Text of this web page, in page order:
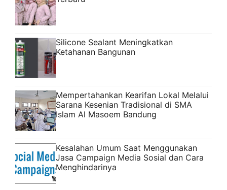
Silicone Sealant Meningkatkan
Ketahanan Bangunan
Mempertahankan Kearifan Lokal Melalui
Sarana Kesenian Tradisional di SMA
Islam Al Masoem Bandung
Kesalahan Umum Saat Menggunakan
Jasa Campaign Media Sosial dan Cara
Menghindarinya